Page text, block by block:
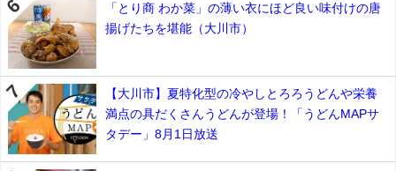
「とり商 わか菜」の薄い衣にほど良い味付けの唐
揚げたちを堪能（大川市）
【大川市】夏特化型の冷やしとろろうどんや栄養
満点の具だくさんうどんが登場！「うどんMAPサ
タデー」8月1日放送